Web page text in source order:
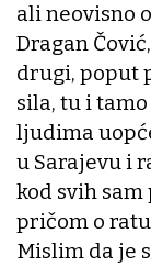
ali neovisno
Dragan
drugi, poput
sila, tu i
ljudima
u Sarajevu i
kod svih
pričom o
Mislim da je